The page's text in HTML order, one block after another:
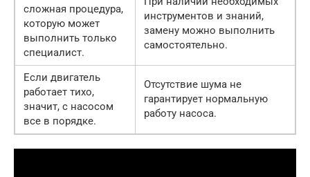
сложная процедура,
которую может
выполнить только
специалист.
инструментов и знаний,
замену можно выполнить
самостоятельно.
Если двигатель
работает тихо,
значит, с насосом
все в порядке.
Отсутствие шума не
гарантирует нормальную
работу насоса.